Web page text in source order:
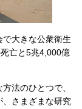
大きな公衆衛生
亡と5兆4,000億
法のひとつで、
、さまざまな研究